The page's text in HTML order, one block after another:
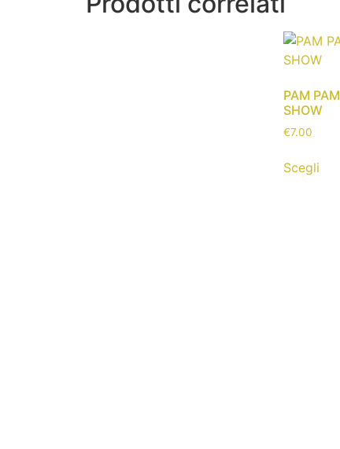
PAM PAM
SHOW
€7.00
Scegli